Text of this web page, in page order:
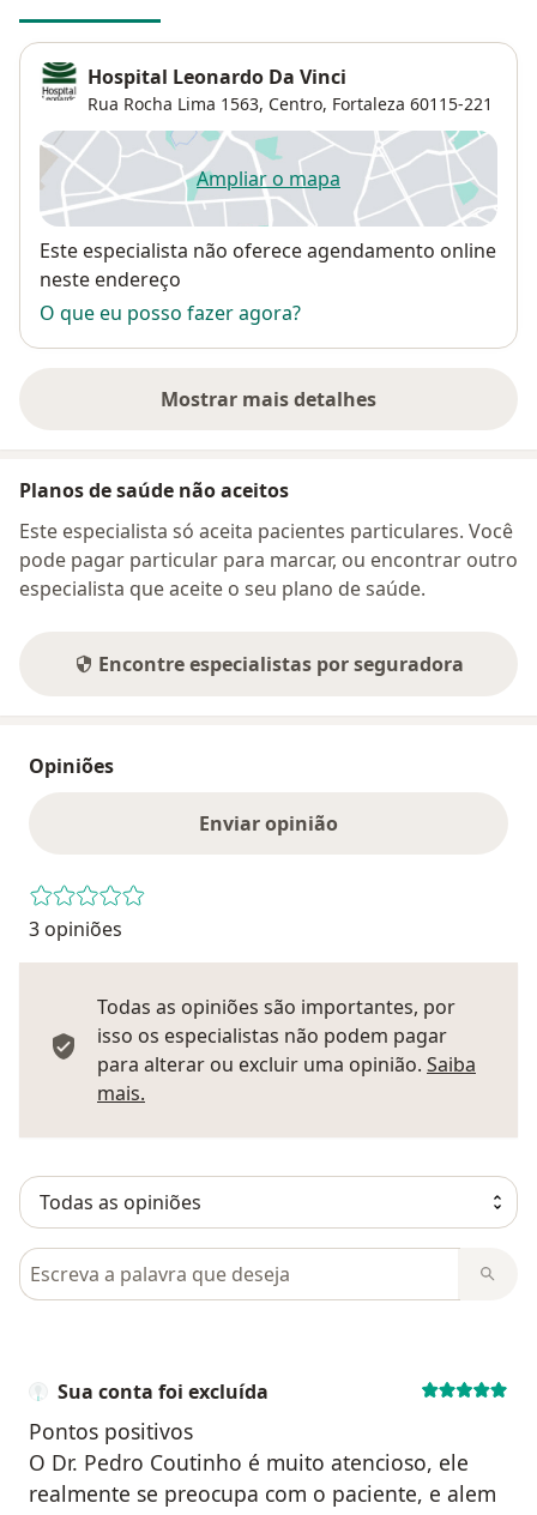
Hospital Leonardo Da Vinci
Rua Rocha Lima 1563, Centro, Fortaleza 60115-221
Ampliar o mapaabre num novo separador
Disponibilidade
Este especialista não oferece agendamento online
neste endereço
O que eu posso fazer agora?
Mostrar mais detalhes
sobre o endereço
Planos de saúde não aceitos
Este especialista só aceita pacientes particulares. Você
pode pagar particular para marcar, ou encontrar outro
especialista que aceite o seu plano de saúde.
Encontre especialistas por seguradora
Opiniões
Enviar opinião
3 opiniões
Todas as opiniões são importantes, por
isso os especialistas não podem pagar
para alterar ou excluir uma opinião. Saiba
mais.
Pesquisar em opiniões
Sua conta foi excluída
Pontos positivos
O Dr. Pedro Coutinho é muito atencioso, ele
realmente se preocupa com o paciente, e alem